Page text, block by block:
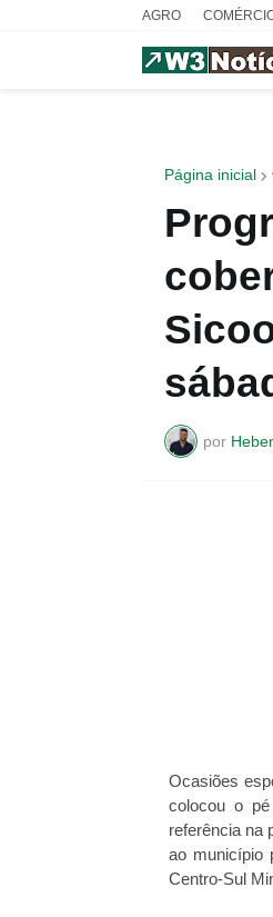
AGRO
Página inicial
por
Ocasiões
colocou o
referência na
ao município
Centro-Sul